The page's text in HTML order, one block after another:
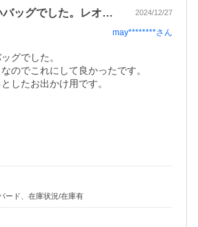
期待通りの可愛いバッグでした。レオパー… 2024/12/27
may********さん
グでした。
のでこれにして良かったです。
したお出かけ用です。
ード、在庫状況/在庫有